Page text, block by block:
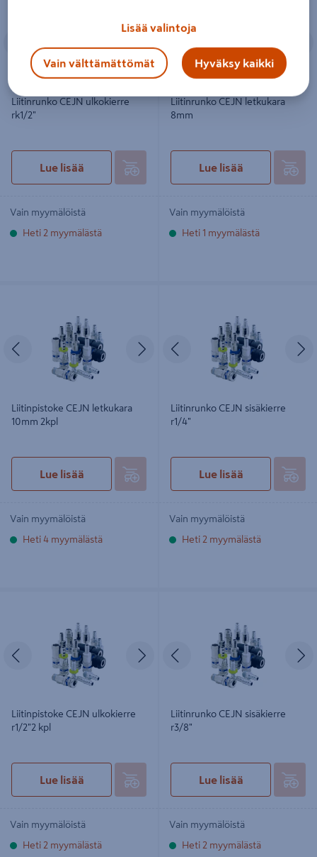
Seuraava
Liitinrunko CEJN ulkokierre
rk1/2"
Lue lisää
Vain myymälöistä
Heti 2 myymälästä
Edellinen
Liitinrunko CEJN letkukara
8mm
Lue lisää
Vain myymälöistä
Heti 1 myymälästä
Edellinen Seuraava
Liitinpistoke CEJN letkukara
10mm 2kpl
Lue lisää
Vain myymälöistä
Heti 4 myymälästä
Edellinen
Liitinrunko CEJN sisäkierre
r1/4"
Lue lisää
Vain myymälöistä
Heti 2 myymälästä
Edellinen Seuraava
Liitinpistoke CEJN ulkokierre
r1/2"2 kpl
Lue lisää
Vain myymälöistä
Heti 2 myymälästä
Edellinen
Liitinrunko CEJN sisäkierre
r3/8"
Lue lisää
Vain myymälöistä
Heti 2 myymälästä
Lisää valintoja
Vain välttämättömät Hyväksy kaikki